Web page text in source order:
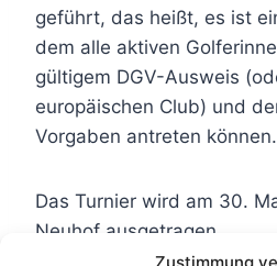
geführt, das heißt, es ist
dem alle aktiven
gültigem DGV-Ausweis
europäischen Club) und
Vorgaben antreten können.
Das Turnier wird am 30.
Neuhof ausgetragen